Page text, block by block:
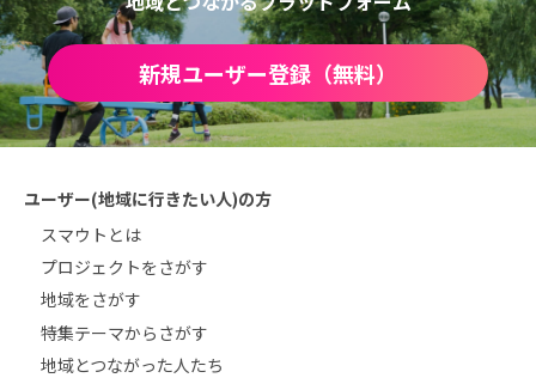
新規ユーザー登録（無料）
ユーザー(地域に行きたい人)の方
スマウトとは
プロジェクトをさがす
地域をさがす
特集テーマからさがす
地域とつながった人たち